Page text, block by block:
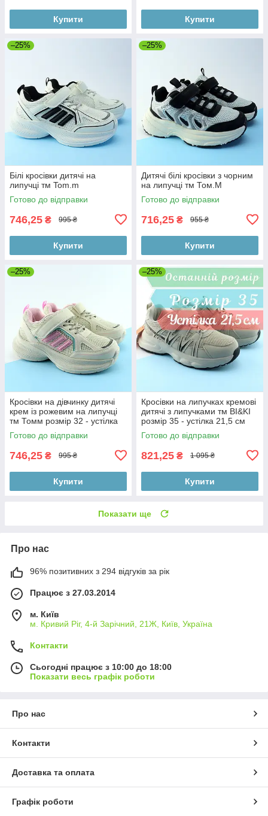
Купити Купити
–25%
Білі кросівки дитячі на
липучці тм Tom.m
Готово до відправки
746,25 ₴ 995 ₴
Купити
–25%
Дитячі білі кросівки з чорним
на липучці тм Том.M
Готово до відправки
716,25 ₴ 955 ₴
Купити
–25%
Кросівки на дівчинку дитячі
крем із рожевим на липучці
тм Томм розмір 32 - устілка
20,3 см
Готово до відправки
746,25 ₴ 995 ₴
Купити
–25%
Кросівки на липучках кремові
дитячі з липучками тм BI&KI
розмір 35 - устілка 21,5 см
Готово до відправки
821,25 ₴ 1 095 ₴
Купити
Показати ще
Про нас
96% позитивних з 294 відгуків за рік
Працює з 27.03.2014
м. Київ
м. Кривий Ріг, 4-й Зарічний, 21Ж, Київ, Україна
Контакти
Сьогодні працює з 10:00 до 18:00
Показати весь графік роботи
Про нас
Контакти
Доставка та оплата
Графік роботи